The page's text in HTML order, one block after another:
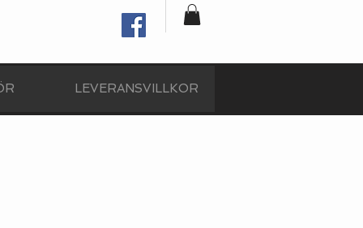
LEVERANSVILLKOR